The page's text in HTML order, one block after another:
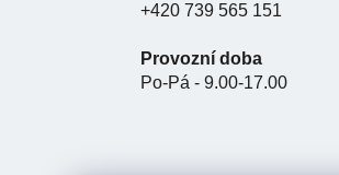
+420 739 565 151
Provozní doba
Po-Pá - 9.00-17.00